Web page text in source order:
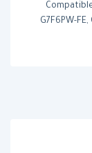
Compatible
G7F6PW-